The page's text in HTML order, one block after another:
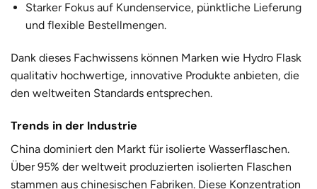
Starker Fokus auf Kundenservice, pünktliche Lieferung
und flexible Bestellmengen.
Dank dieses Fachwissens können Marken wie Hydro Flask
qualitativ hochwertige, innovative Produkte anbieten, die
den weltweiten Standards entsprechen.
Trends in der Industrie
China dominiert den Markt für isolierte Wasserflaschen.
Über 95% der weltweit produzierten isolierten Flaschen
stammen aus chinesischen Fabriken. Diese Konzentration